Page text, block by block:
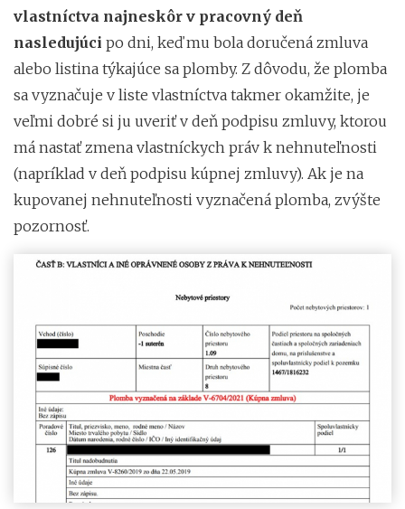
vlastníctva najneskôr v pracovný deň
nasledujúci po dni, keď mu bola doručená zmluva
alebo listina týkajúce sa plomby. Z dôvodu, že plomba
sa vyznačuje v liste vlastníctva takmer okamžite, je
veľmi dobré si ju uveriť v deň podpisu zmluvy, ktorou
má nastať zmena vlastníckych práv k nehnuteľnosti
(napríklad v deň podpisu kúpnej zmluvy). Ak je na
kupovanej nehnuteľnosti vyznačená plomba, zvýšte
pozornosť.